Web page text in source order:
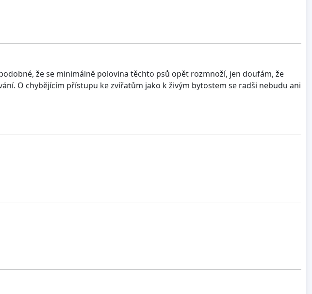
že se minimálně polovina těchto psů opět rozmnoží, jen doufám, že
O chybějícím přístupu ke zvířatům jako k živým bytostem se radši nebudu ani